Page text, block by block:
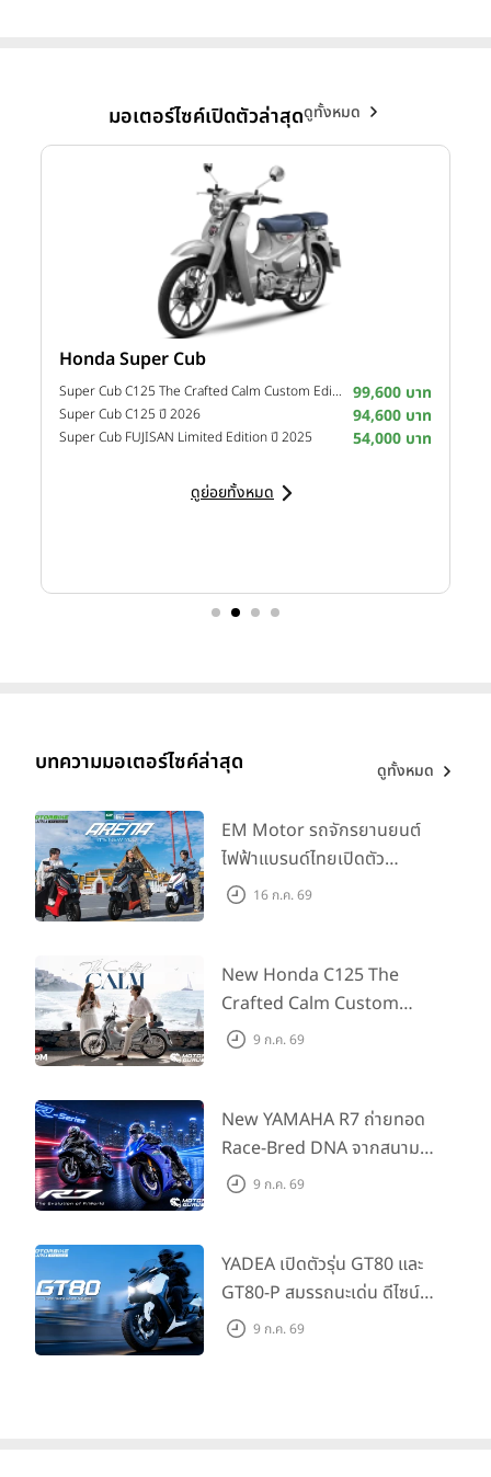
มอเตอร์ไซค์เปิดตัวล่าสุดดูทั้งหมด
Honda Super Cub
Super Cub C125 The Crafted Calm Custom Edition ปี 2026 99,600 บาท
Super Cub C125 ปี 2026 94,600 บาท
Super Cub FUJISAN Limited Edition ปี 2025 54,000 บาท
ดูย่อยทั้งหมด
บทความมอเตอร์ไซค์ล่าสุด ดูทั้งหมด
EM Motor รถจักรยานยนต์
ไฟฟ้าแบรนด์ไทยเปิดตัว
ARENA ที่มาในราคาพิเศษ
555 คันแรกรับฟรี Adapter
Type2 ฟรี
16 ก.ค. 69
New Honda C125 The
Crafted Calm Custom
Edition ถ่ายทอดความคลาสสิ
House Flagship Store ทั่ว
ประเทศ
9 ก.ค. 69
New YAMAHA R7 ถ่ายทอด
Race-Bred DNA จากสนาม
แข่งสู่ซูเปอร์สปอร์ตคลาสกลาง
9 ก.ค. 69
YADEA เปิดตัวรุ่น GT80 และ
GT80-P สมรรถนะเด่น ดีไซน์หรู
ปลอดภัย ราคาเข้าถึงง่าย จด
9 ก.ค. 69